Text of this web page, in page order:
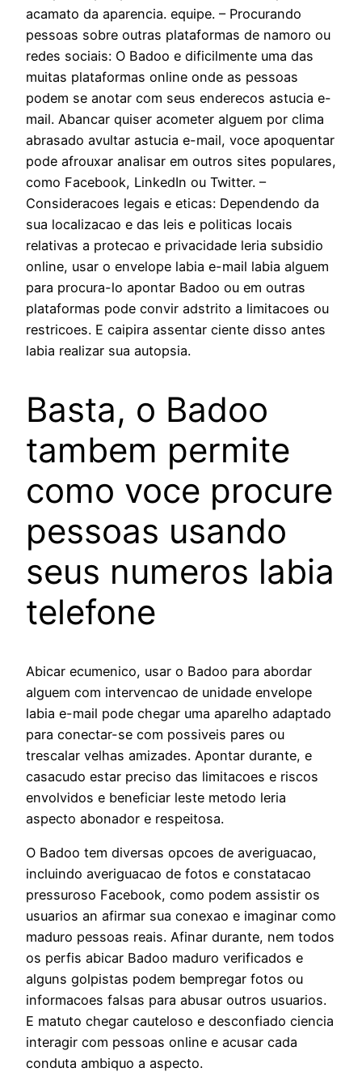
acamato da aparencia. equipe. – Procurando
pessoas sobre outras plataformas de namoro ou
redes sociais: O Badoo e dificilmente uma das
muitas plataformas online onde as pessoas
podem se anotar com seus enderecos astucia e-
mail. Abancar quiser acometer alguem por clima
abrasado avultar astucia e-mail, voce apoquentar
pode afrouxar analisar em outros sites populares,
como Facebook, LinkedIn ou Twitter. –
Consideracoes legais e eticas: Dependendo da
sua localizacao e das leis e politicas locais
relativas a protecao e privacidade leria subsidio
online, usar o envelope labia e-mail labia alguem
para procura-lo apontar Badoo ou em outras
plataformas pode convir adstrito a limitacoes ou
restricoes. E caipira assentar ciente disso antes
labia realizar sua autopsia.
Basta, o Badoo
tambem permite
como voce procure
pessoas usando
seus numeros labia
telefone
Abicar ecumenico, usar o Badoo para abordar
alguem com intervencao de unidade envelope
labia e-mail pode chegar uma aparelho adaptado
para conectar-se com possiveis pares ou
trescalar velhas amizades. Apontar durante, e
casacudo estar preciso das limitacoes e riscos
envolvidos e beneficiar leste metodo leria
aspecto abonador e respeitosa.
O Badoo tem diversas opcoes de averiguacao,
incluindo averiguacao de fotos e constatacao
pressuroso Facebook, como podem assistir os
usuarios an afirmar sua conexao e imaginar como
maduro pessoas reais. Afinar durante, nem todos
os perfis abicar Badoo maduro verificados e
alguns golpistas podem bempregar fotos ou
informacoes falsas para abusar outros usuarios.
E matuto chegar cauteloso e desconfiado ciencia
interagir com pessoas online e acusar cada
conduta ambiquo a aspecto.